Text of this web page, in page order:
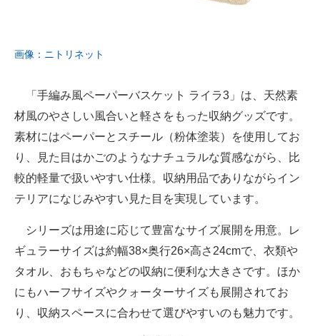
画像：ニトリネット
「手編み風ペーパーバスケット ライラ3」は、天然素
材風のやさしい風合いと軽さをもった収納グッズです。
素材にはペーパーとスチール（粉体塗装）を使用してお
り、見た目はかごのようなナチュラルな質感ながら、比
較的軽量で扱いやすい仕様。収納用品でありながらイン
テリアになじみやすい見た目を実現しています。
シリーズは用途に応じて豊富なサイズ展開を用意。レ
ギュラーサイズは約幅38×奥行26×高さ24cmで、衣類や
タオル、おもちゃなどの収納に便利な大きさです。ほか
にもハーフサイズやクォーターサイズも展開されてお
り、収納スペースに合わせて選びやすいのも魅力です。